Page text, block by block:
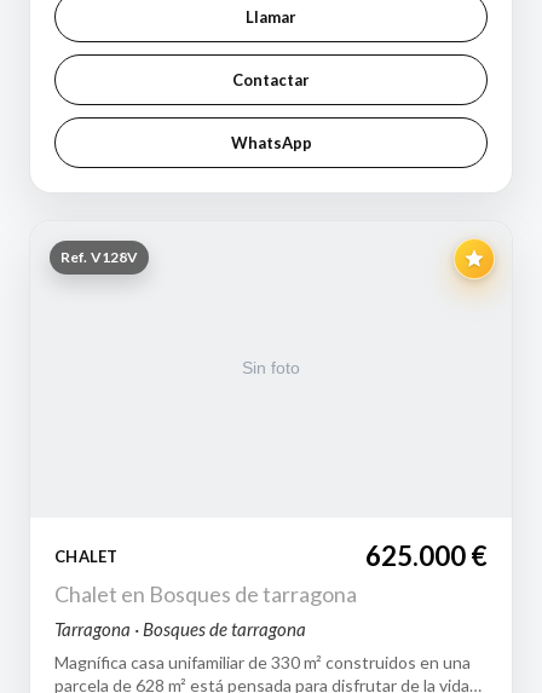
Llamar
Contactar
WhatsApp
Ref. V128V
CHALET 625.000 €
Chalet en Bosques de tarragona
Tarragona · Bosques de tarragona
Magnífica casa unifamiliar de 330 m² construidos en una
parcela de 628 m² está pensada para disfrutar de la vida